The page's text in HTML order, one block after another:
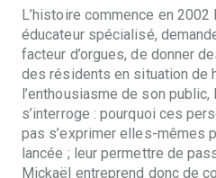
L’histoire commence en
éducateur spécialisé,
facteur d’orgues, de donner
des résidents en situation de
l’enthousiasme de son
s’interroge : pourquoi ces
pas s’exprimer elles-mêmes
lancée ; leur permettre de
Mickaël entreprend donc de